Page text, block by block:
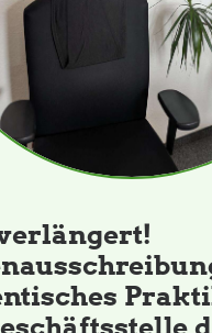
im Rathaus
2025 – 2030